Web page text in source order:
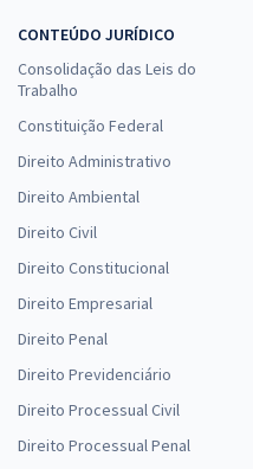
CONTEÚDO JURÍDICO
Consolidação das Leis do
Trabalho
Constituição Federal
Direito Administrativo
Direito Ambiental
Direito Civil
Direito Constitucional
Direito Empresarial
Direito Penal
Direito Previdenciário
Direito Processual Civil
Direito Processual Penal